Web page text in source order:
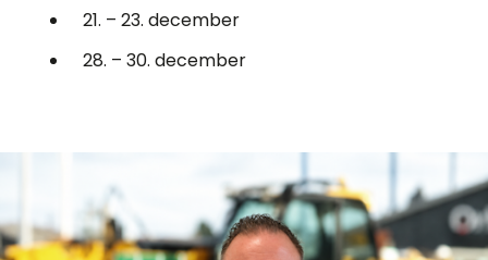
21. – 23. december
28. – 30. december